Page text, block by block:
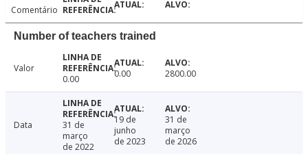
Comentário
Number of teachers trained
Valor
0.00
0.00 2800.00
Data
31 de
março
de 2022
19 de
junho
de 2023
31 de
março
de 2026